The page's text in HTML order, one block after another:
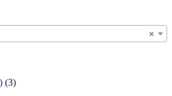
×
(3)